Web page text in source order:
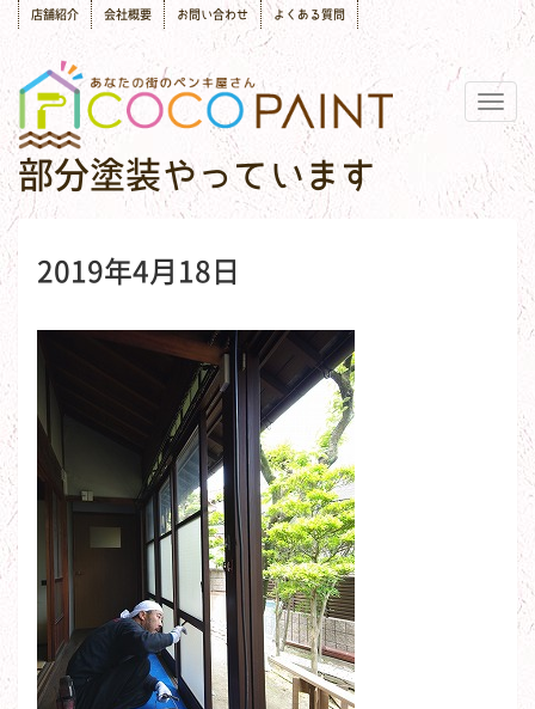
店舗紹介 会社概要 お問い合わせ よくある質問
部分塗装やっています
2019年4月18日